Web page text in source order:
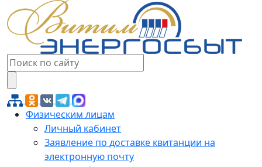
Физическим лицам
Личный кабинет
Заявление по доставке квитанции на
электронную почту